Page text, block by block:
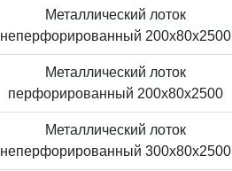
Металлический лоток
неперфорированный 200x80x2500
Металлический лоток
перфорированный 200x80x2500
Металлический лоток
неперфорированный 300x80x2500